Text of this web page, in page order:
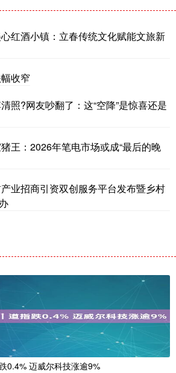
红酒小镇：立春传统文化赋能文旅新
收窄
照?网友吵翻了：这“空降”是惊喜还是
王：2026年笔电市场或成“最后的晚
业招商引资双创服务平台发布暨乡村
0.4% 迈威尔科技涨逾9%